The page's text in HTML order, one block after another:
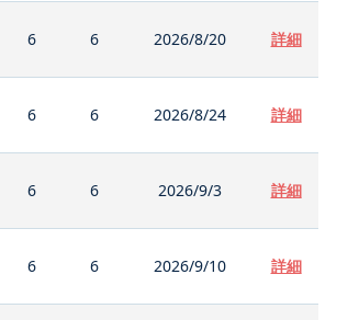
6 6 2026/8/20 詳細
6 6 2026/8/24 詳細
6 6 2026/9/3 詳細
6 6 2026/9/10 詳細